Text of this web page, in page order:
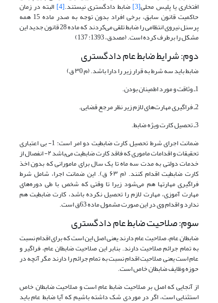
افتخاری یا پلیس محلی[3] ضابط دادگستری نیستند.[4] البته در زمان
حاکمیت قانون سابق، برخی افراد بدون توجه به صدر ماده 15 همه
پرسنل نیروی انتظامی را ضابط تلقی می‌کردند که ماده 28 قانون جدید این
مشکل را برطرف کرده است. (مصدق، 1393: 137)
دوم: شرایط ضابط عام دادگستری
ضابط باید سه شرط به قرار زیر را دارا باشد. (م ۳0 ق)
1ـ وثاقت و مورد اطمینان بودن.
2ـ فراگیری مهارت‌های لازم زیر نظر مرجع قضایی.
3ـ تحصیل کارت ویژه ضابط.
ضمانت اجرای شرط تحصیل کارت ضابطیت دو امر است: 1- بی اعتباری
تحقیقات و اقدامات ماموری که فاقد کارت ضابطیت می‌باشد ۲- انفصال از
خدمات دولتی به مدت سه ماه تا یک سال برای مامورانی که بدون اخذ
کارت ضابطیت اقدام کنند. (م ۶۳ ق). این ضمانت اجرا، شامل شرط
فراگیری مهارتها هم می‌شود زیرا تا وقتی که شخص با طی دوره‌های
مهارت آموزی، مهارت لازم را تحصیل نکرده باشد، کارت ضابطیت هم
ندارد و اقدام وی در این صورت مشمول ماده 63ق است.
سوم: صلاحیت ضابط عام دادگستری
ضابطان عام، صلاحیت عام دارند یعنی اصل این است که برای اقدام نسبت
به تمام جرائم صلاحیت دارند. بنابر این صلاحیت ضابطان عام، فراگیر و
عام است یعنی صلاحیت اقدام نسبت به تمام جرائم را دارند مگر آنچه در
حوزه وظایف ضابطان خاص است.
از آنجایی که اصل بر صلاحیت ضابط عام است و صلاحیت ضابطان خاص
استثنایی است، اگر در موردی شک داشته باشیم که آیا ضابط عام باید